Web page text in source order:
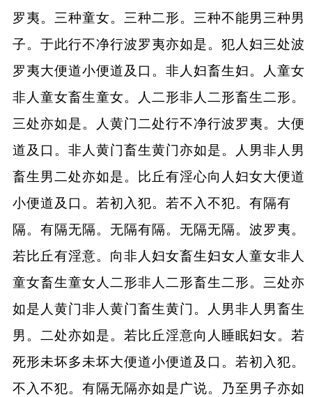
罗夷。三种童女。三种二形。三种不能男三种男
子。于此行不净行波罗夷亦如是。犯人妇三处波
罗夷大便道小便道及口。非人妇畜生妇。人童女
非人童女畜生童女。人二形非人二形畜生二形。
三处亦如是。人黄门二处行不净行波罗夷。大便
道及口。非人黄门畜生黄门亦如是。人男非人男
畜生男二处亦如是。比丘有淫心向人妇女大便道
小便道及口。若初入犯。若不入不犯。有隔有
隔。有隔无隔。无隔有隔。无隔无隔。波罗夷。
若比丘有淫意。向非人妇女畜生妇女人童女非人
童女畜生童女人二形非人二形畜生二形。三处亦
如是人黄门非人黄门畜生黄门。人男非人男畜生
男。二处亦如是。若比丘淫意向人睡眠妇女。若
死形未坏多未坏大便道小便道及口。若初入犯。
不入不犯。有隔无隔亦如是广说。乃至男子亦如